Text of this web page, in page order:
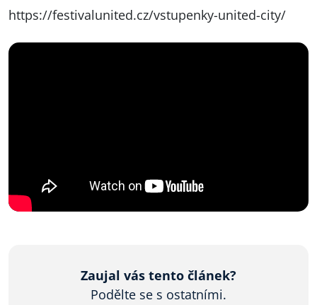
https://festivalunited.cz/vstupenky-united-city/
Zaujal vás tento článek?
Podělte se s ostatními.